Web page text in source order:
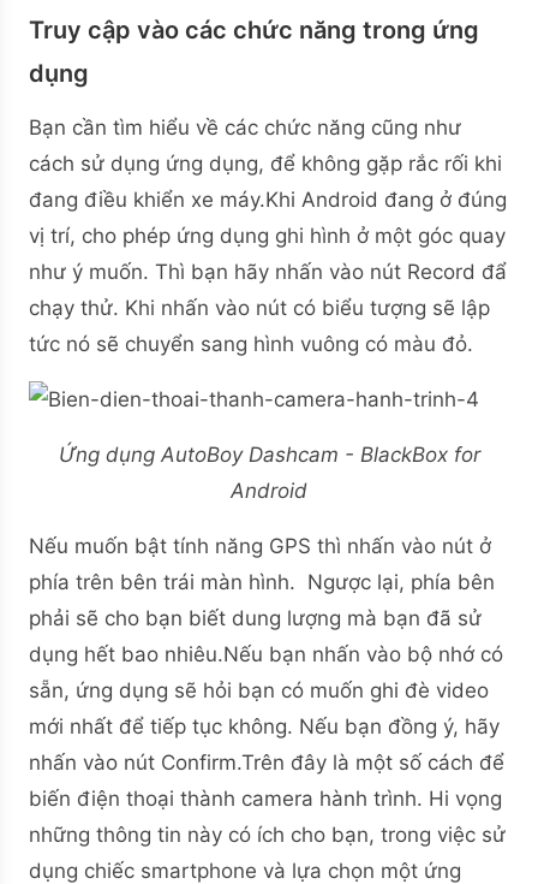
Truy cập vào các chức năng trong ứng
dụng
Bạn cần tìm hiểu về các chức năng cũng như
cách sử dụng ứng dụng, để không gặp rắc rối khi
đang điều khiển xe máy.Khi Android đang ở đúng
vị trí, cho phép ứng dụng ghi hình ở một góc quay
như ý muốn. Thì bạn hãy nhấn vào nút Record đẩ
chạy thử. Khi nhấn vào nút có biểu tượng sẽ lập
tức nó sẽ chuyển sang hình vuông có màu đỏ.
Ứng dụng AutoBoy Dashcam - BlackBox for
Android
Nếu muốn bật tính năng GPS thì nhấn vào nút ở
phía trên bên trái màn hình. Ngược lại, phía bên
phải sẽ cho bạn biết dung lượng mà bạn đã sử
dụng hết bao nhiêu.Nếu bạn nhấn vào bộ nhớ có
sẵn, ứng dụng sẽ hỏi bạn có muốn ghi đè video
mới nhất để tiếp tục không. Nếu bạn đồng ý, hãy
nhấn vào nút Confirm.Trên đây là một số cách để
biến điện thoại thành camera hành trình. Hi vọng
những thông tin này có ích cho bạn, trong việc sử
dụng chiếc smartphone và lựa chọn một ứng